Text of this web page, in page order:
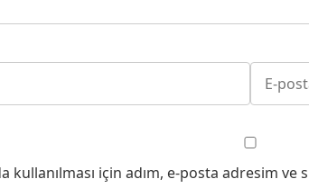
kullanılması için adım, e-posta adresim ve